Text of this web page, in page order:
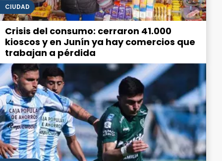
CIUDAD
Crisis del consumo: cerraron 41.000
kioscos y en Junín ya hay comercios que
trabajan a pérdida